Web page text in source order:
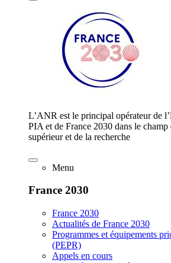
L’ANR est le principal opérateur de
PIA et de France 2030 dans le champ
supérieur et de la recherche
Menu
France 2030
France 2030
Actualités de France 2030
Programmes et équipements
(PEPR)
Appels en cours